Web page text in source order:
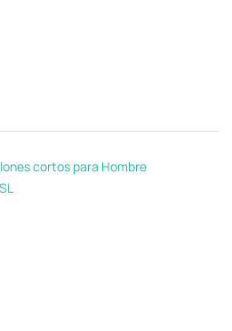
cortos para Hombre
SL